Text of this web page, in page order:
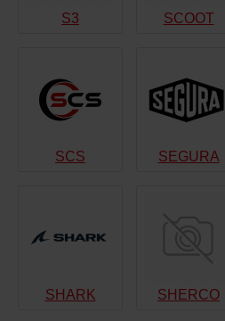
S3 SCOOT
SCS SEGURA
SHARK SHERCO